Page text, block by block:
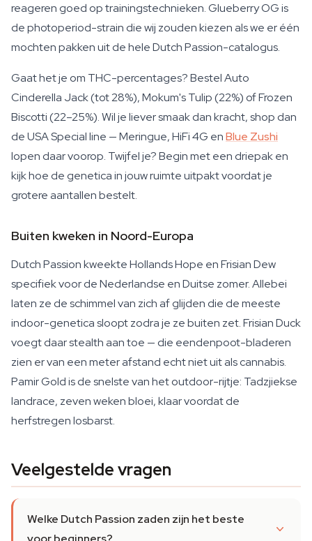
reageren goed op trainingstechnieken. Glueberry OG is
de photoperiod-strain die wij zouden kiezen als we er één
mochten pakken uit de hele Dutch Passion-catalogus.
Gaat het je om THC-percentages? Bestel Auto
Cinderella Jack (tot 28%), Mokum's Tulip (22%) of Frozen
Biscotti (22–25%). Wil je liever smaak dan kracht, shop dan
de USA Special line — Meringue, HiFi 4G enBlue Zushi
lopen daar voorop. Twijfel je? Begin met een driepak en
kijk hoe de genetica in jouw ruimte uitpakt voordat je
grotere aantallen bestelt.
Buiten kweken in Noord-Europa
Dutch Passion kweekte Hollands Hope en Frisian Dew
specifiek voor de Nederlandse en Duitse zomer. Allebei
laten ze de schimmel van zich af glijden die de meeste
indoor-genetica sloopt zodra je ze buiten zet. Frisian Duck
voegt daar stealth aan toe — die eendenpoot-bladeren
zien er van een meter afstand echt niet uit als cannabis.
Pamir Gold is de snelste van het outdoor-rijtje: Tadzjiekse
landrace, zeven weken bloei, klaar voordat de
herfstregen losbarst.
Veelgestelde vragen
Welke Dutch Passion zaden zijn het beste